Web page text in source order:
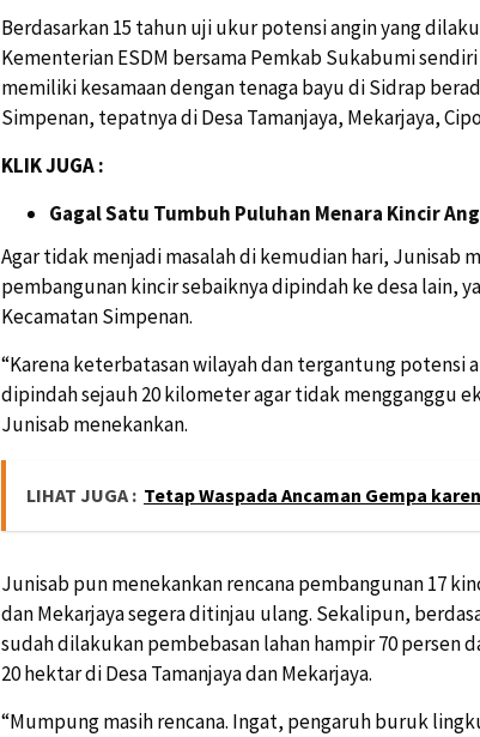
Berdasarkan 15 tahun uji ukur potensi angin yang
Kementerian ESDM bersama Pemkab Sukabumi
memiliki kesamaan dengan tenaga bayu di Sidrap
Simpenan, tepatnya di Desa Tamanjaya, Mekarjaya,
KLIK JUGA :
Gagal Satu Tumbuh Puluhan Menara Kincir
Agar tidak menjadi masalah di kemudian hari, Junisab
pembangunan kincir sebaiknya dipindah ke desa lain,
Kecamatan Simpenan.
“Karena keterbatasan wilayah dan tergantung potensi
dipindah sejauh 20 kilometer agar tidak mengganggu
Junisab menekankan.
LIHAT JUGA : Tetap Waspada Ancaman Gempa
Junisab pun menekankan rencana pembangunan 17
dan Mekarjaya segera ditinjau ulang. Sekalipun,
sudah dilakukan pembebasan lahan hampir 70 persen
20 hektar di Desa Tamanjaya dan Mekarjaya.
“Mumpung masih rencana. Ingat, pengaruh buruk